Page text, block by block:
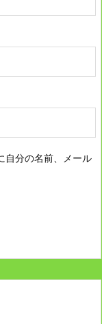
自分の名前、メール